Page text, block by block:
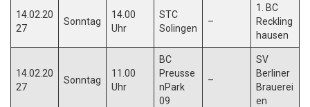
14.02.20
27
Sonntag
14.00
Uhr
STC
Solingen
–
1. BC
Reckling
hausen
14.02.20
27
Sonntag
11.00
Uhr
BC
Preusse
nPark
09
–
SV
Berliner
Brauerei
en